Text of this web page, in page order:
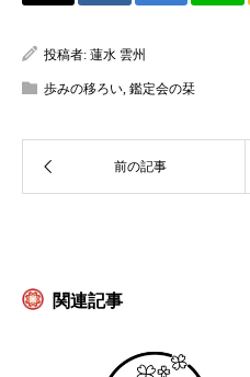
投稿者: 蓮水 雲州
歩みの移ろい 鑑定会の栞
関連記事